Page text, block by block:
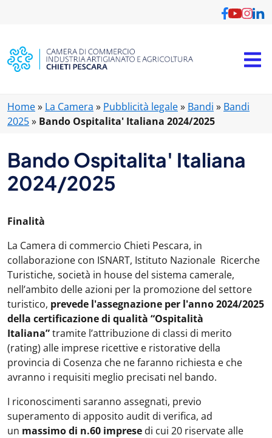
Home» La Camera » Pubblicità legale» Bandi » Bandi
2025» Bando Ospitalita' Italiana 2024/2025
Bando Ospitalita' Italiana
2024/2025
Finalità
La Camera di commercio Chieti Pescara, in
collaborazione con ISNART, Istituto Nazionale Ricerche
Turistiche, società in house del sistema camerale,
nell’ambito delle azioni per la promozione del settore
turistico, prevede l'assegnazione per l'anno 2024/2025
della certificazione di qualità “Ospitalità
Italiana”tramite l’attribuzione di classi di merito
(rating) alle imprese ricettive e ristorative della
provincia di Cosenza che ne faranno richiesta e che
avranno i requisiti meglio precisati nel bando.
I riconoscimenti saranno assegnati, previo
superamento di apposito audit di verifica, ad
un massimo di n.60 imprese di cui 20 riservate alle